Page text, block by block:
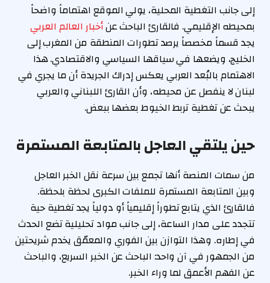
إلى جانب التغطية المحلية، يولي الموقع اهتماماً واضحاً
بمحيطه الإقليمي. فالقارئ الباحث عنأخبار العالم العربي
يجد قسماً مخصصاً يرصد تطورات المنطقة من المغرب إلى
الخليج، ويضعها في سياقها السياسي والاقتصادي. هذا
الاهتمام بالبُعد العربي يعكس إدراك الجريدة أن ما يجري في
لبنان لا ينفصل عن محيطه، وأن القارئ اللبناني والعربي
يبحث عن تغطية تربط الخيوط بعضها ببعض.
حين يلتقي العاجل بالمتابعة المستمرة
من سمات المنصة أنها تجمع بين سرعة نقل الخبر العاجل
وبين المتابعة المستمرة للملفات الكبرى لحظة بلحظة.
فالقارئ الذي يتابع تطوراً إقليمياً أو دولياً يجد تغطية حية
تتجدد على مدار الساعة، إلى جانب مواد تحليلية تضع الحدث
في إطاره. وهذا التوازن بين الفوري والمعمّق يخدم شريحتين
من الجمهور في آن واحد: الباحث عن الخبر السريع، والباحث
عن الفهم الأعمق لما وراء الخبر.